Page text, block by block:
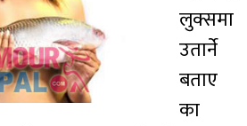
लुक्समा
उतार्ने
बताए
का